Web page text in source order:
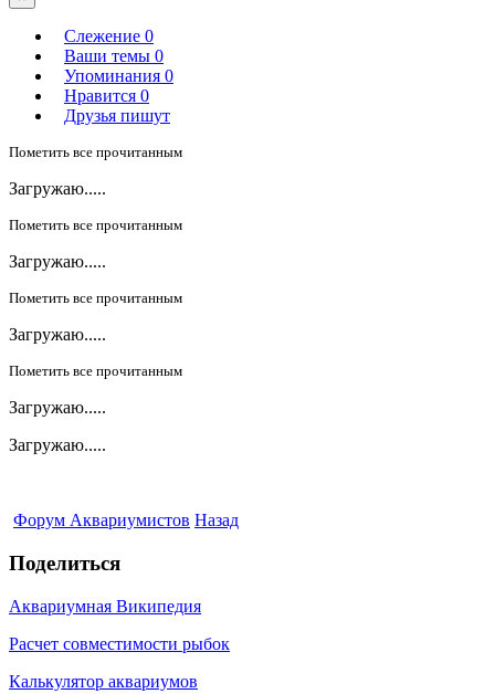
Слежение 0
Ваши темы 0
Упоминания 0
Нравится 0
Друзья пишут
Пометить все прочитанным
Загружаю.....
Пометить все прочитанным
Загружаю.....
Пометить все прочитанным
Загружаю.....
Пометить все прочитанным
Загружаю.....
Загружаю.....
Форум Аквариумистов Назад
Поделиться
Аквариумная Википедия
Расчет совместимости рыбок
Калькулятор аквариумов